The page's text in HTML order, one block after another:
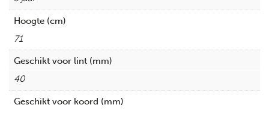
Hoogte (cm)
71
Geschikt voor lint (mm)
40
Geschikt voor koord (mm)